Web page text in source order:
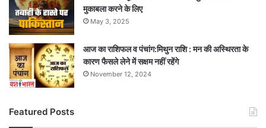
मुकाबला करने के लिए
May 3, 2025
आज का राशिफल व पंचांग:मिथुन राशि : मन की अस्थिरता के
कारण फैसले लेने में सक्षम नहीं रहेंगे
November 12, 2024
Featured Posts